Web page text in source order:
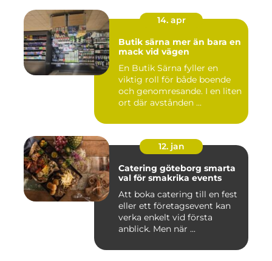
14. apr
Butik särna mer än bara en
mack vid vägen
En Butik Särna fyller en
viktig roll för både boende
och genomresande. I en liten
ort där avstånden ...
12. jan
Catering göteborg smarta
val för smakrika events
Att boka catering till en fest
eller ett företagsevent kan
verka enkelt vid första
anblick. Men när ...